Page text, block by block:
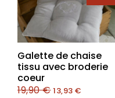
Galette de chaise
tissu avec broderie
coeur
19,90€13,93 €